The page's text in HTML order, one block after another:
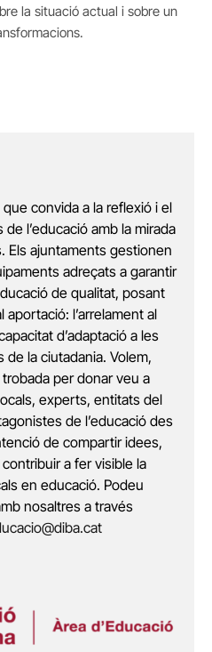
la situació actual i sobre un
convida a la reflexió i el
l’educació amb la mirada
Els ajuntaments gestionen
adreçats a garantir
de qualitat, posant
l’arrelament al
d’adaptació a les
la ciutadania. Volem,
per donar veu a
experts, entitats del
de l’educació des
de compartir idees,
a fer visible la
en educació. Podeu
nosaltres a través